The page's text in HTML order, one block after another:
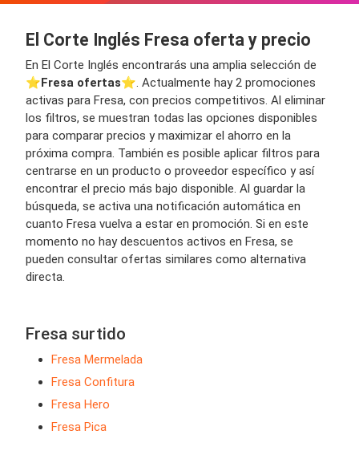
El Corte Inglés Fresa oferta y precio
En El Corte Inglés encontrarás una amplia selección de
⭐️Fresa ofertas⭐️. Actualmente hay 2 promociones
activas para Fresa, con precios competitivos. Al eliminar
los filtros, se muestran todas las opciones disponibles
para comparar precios y maximizar el ahorro en la
próxima compra. También es posible aplicar filtros para
centrarse en un producto o proveedor específico y así
encontrar el precio más bajo disponible. Al guardar la
búsqueda, se activa una notificación automática en
cuanto Fresa vuelva a estar en promoción. Si en este
momento no hay descuentos activos en Fresa, se
pueden consultar ofertas similares como alternativa
directa.
Fresa surtido
Fresa Mermelada
Fresa Confitura
Fresa Hero
Fresa Pica